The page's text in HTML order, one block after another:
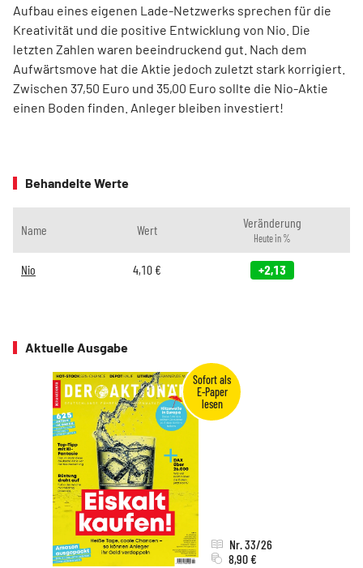
Aufbau eines eigenen Lade-Netzwerks sprechen für die
Kreativität und die positive Entwicklung von Nio. Die
letzten Zahlen waren beeindruckend gut. Nach dem
Aufwärtsmove hat die Aktie jedoch zuletzt stark korrigiert.
Zwischen 37,50 Euro und 35,00 Euro sollte die Nio-Aktie
einen Boden finden. Anleger bleiben investiert!
Behandelte Werte
Name Wert Veränderung
Heute in %
Nio 4,10 € +2,13
Aktuelle Ausgabe
Nr. 33/26
8,90 €